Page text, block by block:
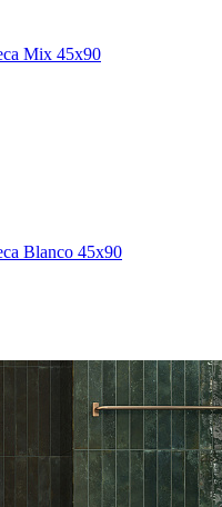
Mix 45x90
Blanco 45x90